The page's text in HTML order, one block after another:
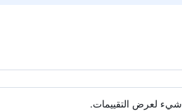
شيء لعرض التقييمات.